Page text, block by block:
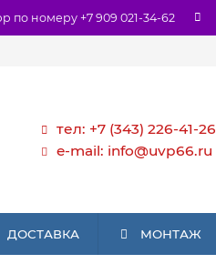
по номеру +7 909 021-34-62
тел: +7 (343) 226-41-26
e-mail: info@uvp66.ru
ДОСТАВКА МОНТАЖ